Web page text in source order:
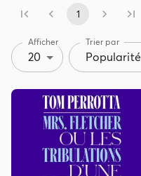
1
Afficher
20
Trier par
Popularité